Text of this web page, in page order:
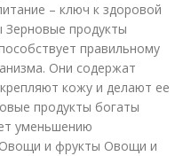
– ключ к здоровой
Зерновые продукты
правильному
Они содержат
кожу и делают ее
продукты богаты
уменьшению
Овощи и фрукты Овощи и